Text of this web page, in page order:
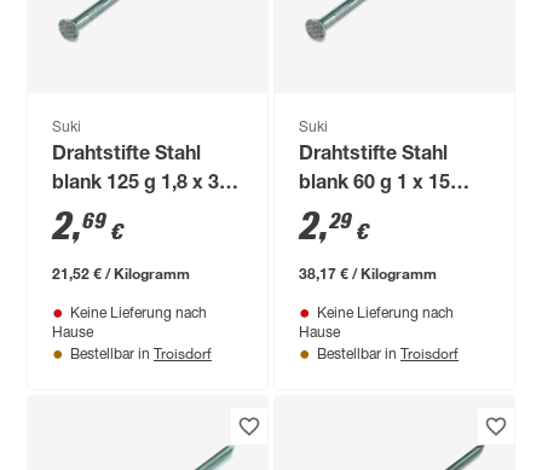
Suki
Drahtstifte Stahl
blank 125 g 1,8 x 35
mm
2,69 €
21,52 € / Kilogramm
Keine Lieferung nach
Hause
Bestellbar in Troisdorf
Suki
Drahtstifte Stahl
blank 60 g 1 x 15
mm
2,29 €
38,17 € / Kilogramm
Keine Lieferung nach
Hause
Bestellbar in Troisdorf